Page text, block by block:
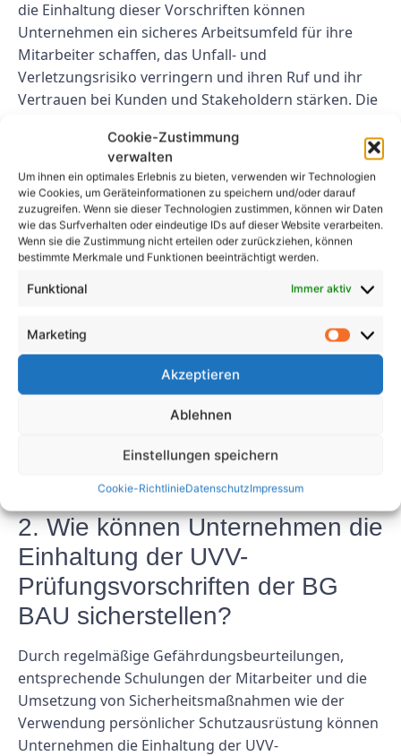
Cookie-Zustimmung
verwalten
Um ihnen ein optimales Erlebnis zu bieten, verwenden wir Technologien
wie Cookies, um Geräteinformationen zu speichern und/oder darauf
zuzugreifen. Wenn sie dieser Technologien zustimmen, können wir Daten
wie das Surfverhalten oder eindeutige IDs auf dieser Website verarbeiten.
Wenn sie die Zustimmung nicht erteilen oder zurückziehen, können
bestimmte Merkmale und Funktionen beeinträchtigt werden.
Funktional Immer aktiv
Marketing
Akzeptieren
Ablehnen
Einstellungen speichern
Cookie-RichtlinieDatenschutzImpressum
die Einhaltung dieser Vorschriften können
Unternehmen ein sicheres Arbeitsumfeld für ihre
Mitarbeiter schaffen, das Unfall- und
Verletzungsrisiko verringern und ihren Ruf und ihr
Vertrauen bei Kunden und Stakeholdern stärken. Die
BAU kommt nicht nur Arbeitnehmern und
Arbeitgebern zugute, sondern sichert auch den
langfristigen Erfolg und die Zukunftsfähigkeit des
Unternehmens.
FAQs
1. Welche Folgen hat die
Nichteinhaltung der UVV
Prüfungsordnung der BG BAU?
Die Nichteinhaltung der UVV-Prüfungsvorschriften
der BG BAU kann zu Unfällen, Verletzungen und
Rechtsstreitigkeiten, Bußgeldern und
Reputationsschäden für Unternehmen führen.
2. Wie können Unternehmen die
Einhaltung der UVV-
Prüfungsvorschriften der BG
BAU sicherstellen?
Durch regelmäßige Gefährdungsbeurteilungen,
entsprechende Schulungen der Mitarbeiter und die
Umsetzung von Sicherheitsmaßnahmen wie der
Verwendung persönlicher Schutzausrüstung können
Unternehmen die Einhaltung der UVV-